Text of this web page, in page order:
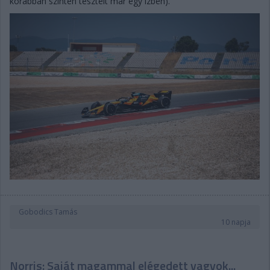
Gobodics Tamás
10 napja
Norris: Saját magammal elégedett vagyok...